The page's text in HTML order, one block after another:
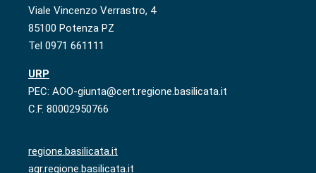
Viale Vincenzo Verrastro, 4
85100 Potenza PZ
Tel 0971 661111
URP
PEC: AOO-giunta@cert.regione.basilicata.it
C.F. 80002950766
regione.basilicata.it
agr.regione.basilicata.it